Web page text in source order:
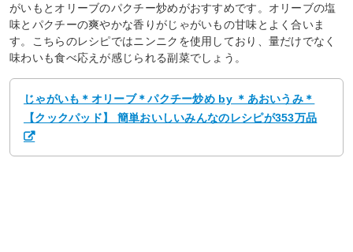
がいもとオリーブのパクチー炒めがおすすめです。オリーブの塩
味とパクチーの爽やかな香りがじゃがいもの甘味とよく合いま
す。こちらのレシピではニンニクを使用しており、量だけでなく
味わいも食べ応えが感じられる副菜でしょう。
じゃがいも＊オリーブ＊パクチー炒め by ＊あおいうみ＊
【クックパッド】 簡単おいしいみんなのレシピが353万品